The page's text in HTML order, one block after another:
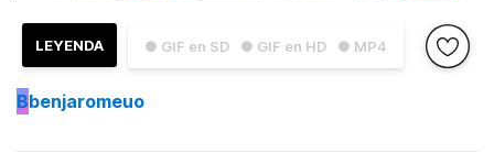
● GIF en SD ● GIF en HD ● MP4
LEYENDA
Bbenjaromeuo